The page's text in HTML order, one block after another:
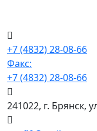
+7 (4832) 28-08-66
Факс:
+7 (4832) 28-08-66
241022, г. Брянск,